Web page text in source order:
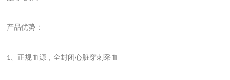
产品优势：
1、正规血源，全封闭心脏穿刺采血